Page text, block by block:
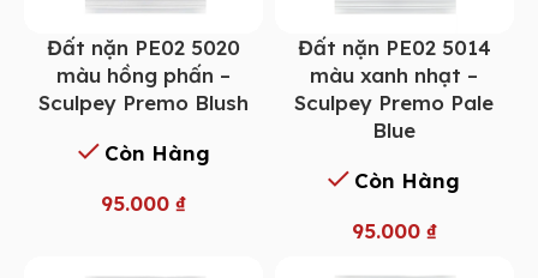
Đất nặn PE02 5020
màu hồng phấn –
Sculpey Premo Blush
Còn Hàng
95.000 ₫
Đất nặn PE02 5014
màu xanh nhạt –
Sculpey Premo Pale
Blue
Còn Hàng
95.000 ₫